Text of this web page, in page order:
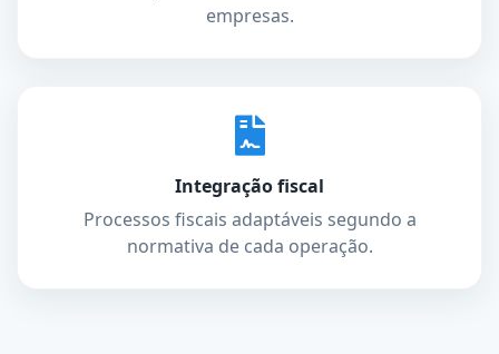
empresas.
Integração fiscal
Processos fiscais adaptáveis segundo a
normativa de cada operação.